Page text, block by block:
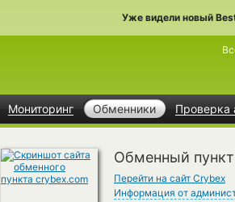
Уже видели новый
Мониторинг Обменники Проверка
Обменный
Перейти на сайт Crybex
Информация от